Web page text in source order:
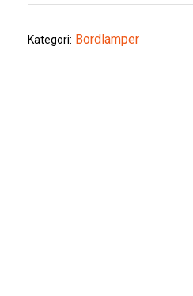
Kategori: Bordlamper